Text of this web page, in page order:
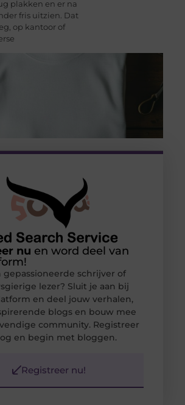
plakken en er na
fris uitzien. Dat
op kantoor of
nu en word deel van
gepassioneerde schrijver of
lezer? Sluit je aan bij
en deel jouw verhalen,
blogs en bouw mee
community. Registreer
en begin met bloggen.
Registreer nu!